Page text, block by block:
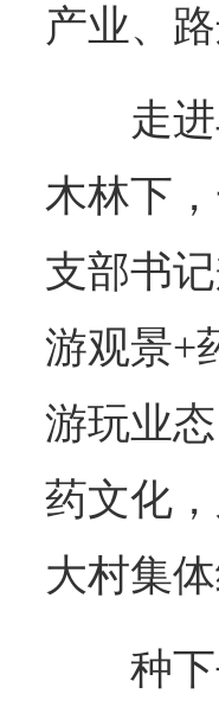
产业、
走
木林下
支部书
游观景+
游玩业
药文化
大村集体
种